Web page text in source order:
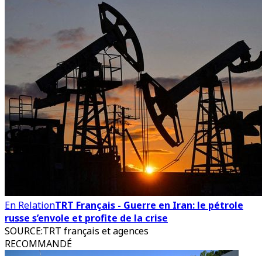
En RelationTRT Français - Guerre en Iran: le pétrole
russe s’envole et profite de la crise
SOURCE:TRT français et agences
RECOMMANDÉ